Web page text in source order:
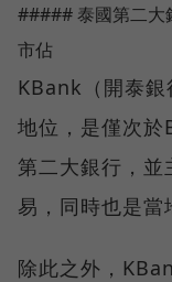
##### 泰國第二大
市佔
KBank（開泰
地位，是僅次
第二大銀行，
易，同時也是當
除此之外，